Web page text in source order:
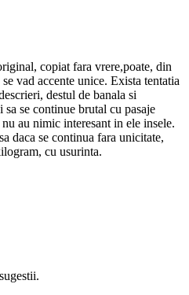
copiat fara vrere,poate, din
vad accente unice. Exista tentatia
destul de banala si
se continue brutal cu pasaje
au nimic interesant in ele insele.
daca se continua fara unicitate,
cu usurinta.